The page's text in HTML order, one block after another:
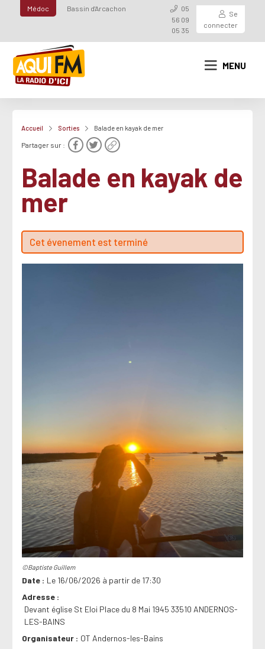
Médoc Bassin d'Arcachon
05
56 09
05 35
Se
connecter
MENU
Accueil Sorties Balade en kayak de mer
Partager sur :
Balade en kayak de
mer
Cet évenement est terminé
©Baptiste Guillem
Date
Le 16/06/2026 à partir de 17:30
Adresse
Devant église St Eloi Place du 8 Mai 1945 33510 ANDERNOS-
LES-BAINS
Organisateur
OT Andernos-les-Bains